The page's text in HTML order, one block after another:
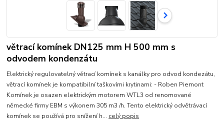
větrací komínek DN125 mm H 500 mm s
odvodem kondenzátu
Elektrický regulovatelný větrací komínek s kanálky pro odvod kondezátu,
větrací komínek je kompatibilní taškovími krytinami: - Roben Piemont
Komínek je osazen elektrickým motorem WTL3 od renomované
německé firmy EBM s výkonem 305 m3 /h. Tento elektrický odvětrávací
komínek se používá pro snížení h... celý popis